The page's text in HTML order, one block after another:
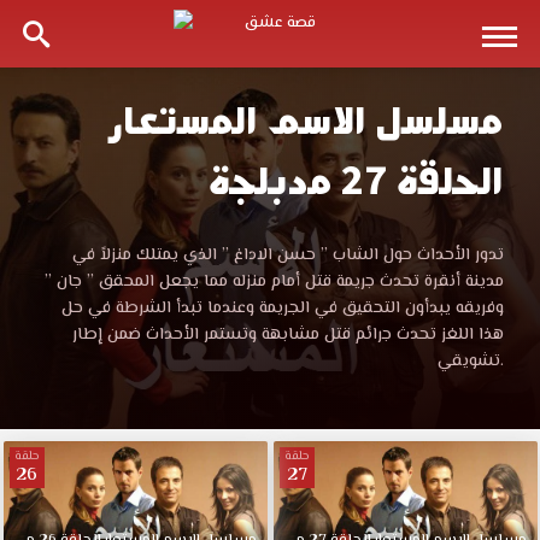
مسلسل
الاسم
المستعار
الحلقة
مدبلجة
قصة
مسلسل الاسم المستعار
الحلقة 27 مدبلجة
مسلسل
الاسم
المستعار
الحلقة
قصة
عشق
الموقع
العربي
تدور الأحداث حول الشاب ” حسن الاداغ ” الذي يمتلك منزلاً في
مدينة أنقرة تحدث جريمة قتل أمام منزله مما يجعل المحقق ” جان ”
وفريقه يبدأون التحقيق في الجريمة وعندما تبدأ الشرطة في حل
هذا اللغز تحدث جرائم قتل مشابهة وتستمر الأحداث ضمن إطار
تشويقي.
حلقة
27
حلقة
26